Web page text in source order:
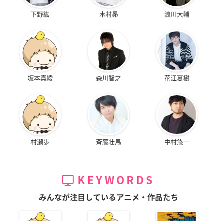
下野紘 木村昴 浪川大輔
坂本真綾 森川智之 花江夏樹
村瀬歩 斉藤壮馬 中村悠一
KEYWORDS
みんなが注目しているアニメ・作品たち